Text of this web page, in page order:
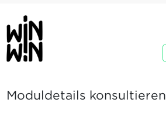
Moduldetails konsultieren